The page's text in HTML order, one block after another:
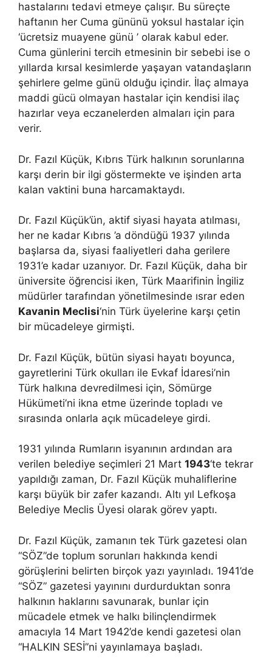
hastalarını tedavi etmeye çalışır. Bu süreçte
haftanın her Cuma gününü yoksul hastalar için
‘ücretsiz muayene günü ’ olarak kabul eder.
Cuma günlerini tercih etmesinin bir sebebi ise o
yıllarda kırsal kesimlerde yaşayan vatandaşların
şehirlere gelme günü olduğu içindir. İlaç almaya
maddi gücü olmayan hastalar için kendisi ilaç
hazırlar veya eczanelerden almaları için para
verir.
Dr. Fazıl Küçük, Kıbrıs Türk halkının sorunlarına
karşı derin bir ilgi göstermekte ve işinden arta
kalan vaktini buna harcamaktaydı.
Dr. Fazıl Küçük’ün, aktif siyasi hayata atılması,
her ne kadar Kıbrıs ’a döndüğü 1937 yılında
başlarsa da, siyasi faaliyetleri daha gerilere
1931’e kadar uzanıyor. Dr. Fazıl Küçük, daha bir
üniversite öğrencisi iken, Türk Maarifinin İngiliz
müdürler tarafından yönetilmesinde ısrar eden
Kavanin Meclisi‘nin Türk üyelerine karşı çetin
bir mücadeleye girmişti.
Dr. Fazıl Küçük, bütün siyasi hayatı boyunca,
gayretlerini Türk okulları ile Evkaf İdaresi’nin
Türk halkına devredilmesi için, Sömürge
Hükümeti’ni ikna etme üzerinde topladı ve
sırasında onlarla açık mücadeleye girdi.
1931 yılında Rumların isyanının ardından ara
verilen belediye seçimleri 21 Mart 1943‘te tekrar
yapıldığı zaman, Dr. Fazıl Küçük muhaliflerine
karşı büyük bir zafer kazandı. Altı yıl Lefkoşa
Belediye Meclis Üyesi olarak görev yaptı.
Dr. Fazıl Küçük, zamanın tek Türk gazetesi olan
“SÖZ”de toplum sorunları hakkında kendi
görüşlerini belirten birçok yazı yayınladı. 1941’de
“SÖZ” gazetesi yayınını durdurduktan sonra
halkının haklarını savunarak, bunlar için
mücadele etmek ve halkı bilinçlendirmek
amacıyla 14 Mart 1942’de kendi gazetesi olan
“HALKIN SESİ”ni yayınlamaya başladı.